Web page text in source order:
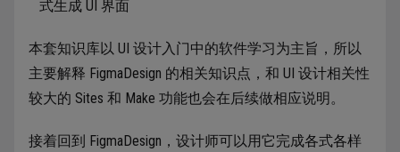
式生成 UI 界面
本套知识库以 UI 设计入门中的软件学习为主旨，所以
主要解释 FigmaDesign 的相关知识点，和 UI 设计相关性
较大的 Sites 和 Make 功能也会在后续做相应说明。
接着回到 FigmaDesign，设计师可以用它完成各式各样